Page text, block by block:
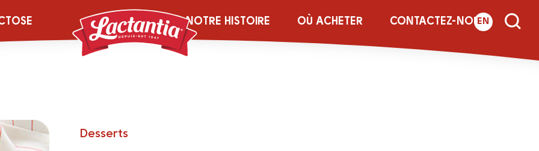
NOTRE HISTOIRE OÙ ACHETER CONTACTEZ-NOUS
EN
Desserts